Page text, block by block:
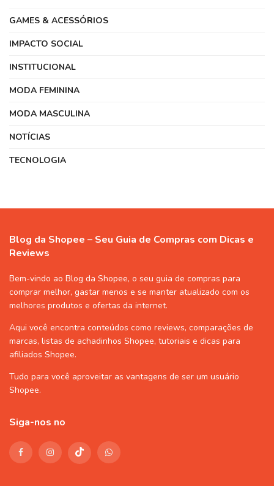
GAMES & ACESSÓRIOS
IMPACTO SOCIAL
INSTITUCIONAL
MODA FEMININA
MODA MASCULINA
NOTÍCIAS
TECNOLOGIA
Blog da Shopee – Seu Guia de Compras com Dicas e
Reviews
Bem-vindo ao Blog da Shopee, o seu guia de compras para
comprar melhor, gastar menos e se manter atualizado com os
melhores produtos e ofertas da internet.
Aqui você encontra conteúdos como reviews, comparações de
marcas, listas de achadinhos Shopee, tutoriais e dicas para
afiliados Shopee.
Tudo para você aproveitar as vantagens de ser um usuário
Shopee.
Siga-nos no